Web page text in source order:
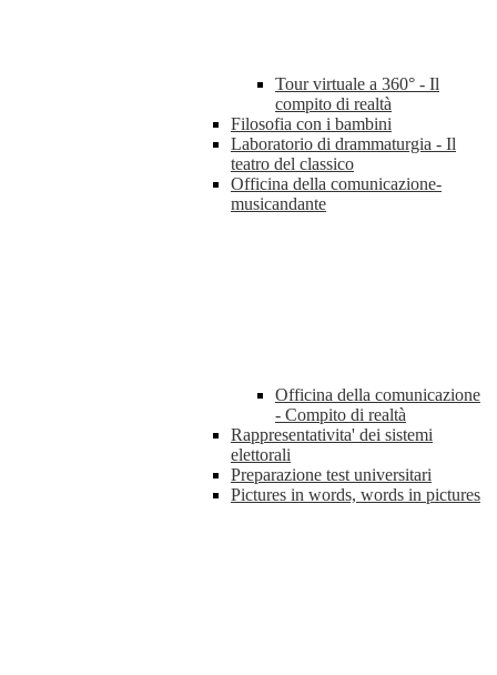
Tour virtuale a 360° - Il
compito di realtà
Filosofia con i bambini
Laboratorio di drammaturgia - Il
teatro del classico
Officina della comunicazione-
musicandante
Officina della comunicazione
- Compito di realtà
Rappresentativita' dei sistemi
elettorali
Preparazione test universitari
Pictures in words, words in pictures